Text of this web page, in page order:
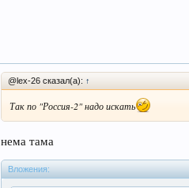
@lex-26 сказал(а): ↑
Так по "Россия-2" надо искать
нема тама
Вложения: